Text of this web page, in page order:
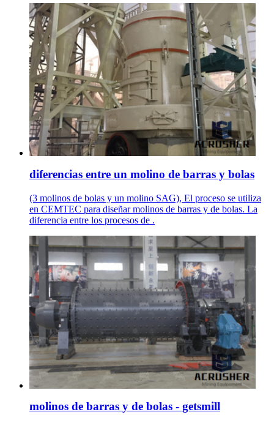
diferencias entre un molino de barras y bolas
(3 molinos de bolas y un molino SAG), El proceso se utiliza
en CEMTEC para diseñar molinos de barras y de bolas. La
diferencia entre los procesos de .
molinos de barras y de bolas - getsmill